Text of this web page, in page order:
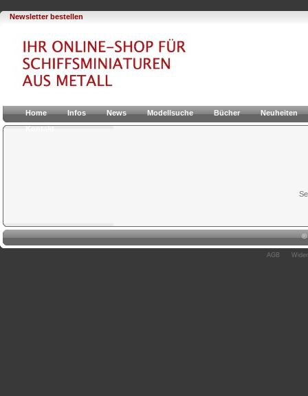
Newsletter bestellen
Home Infos News Modellsuche Bücher
Neuheiten
Kontakt
©
AGB